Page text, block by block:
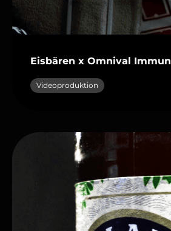
Eisbären x Omnival Immun
Videoproduktion